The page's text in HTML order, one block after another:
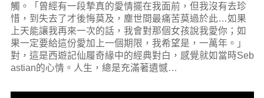
觸。「曾經有一段摯真的愛情擺在我面前，但我沒有去珍
惜，到失去了才後悔莫及，塵世間最痛苦莫過於此…如果
上天能讓我再來一次的話，我會對那個女孩說我愛你；如
果一定要給這份愛加上一個期限，我希望是，一萬年。」
對，這是西遊記仙履奇緣中的經典對白，感覺就如當時Seb
astian的心情。人生，總是充滿著遺憾…